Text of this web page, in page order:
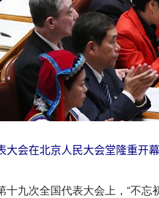
会在北京人民大会堂隆重开
次全国代表大会上，“不忘